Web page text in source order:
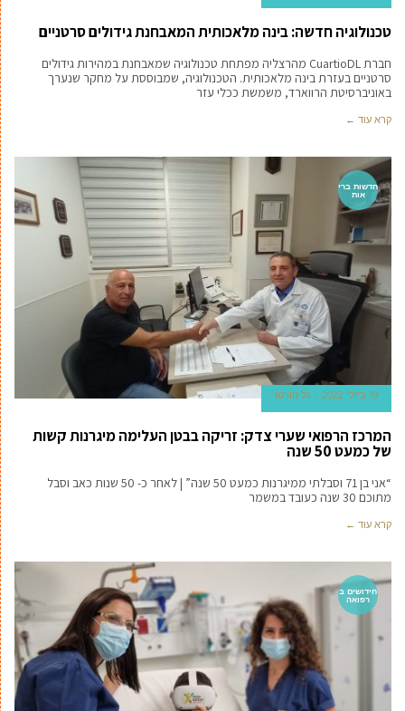
טכנולוגיה חדשה: בינה מלאכותית המאבחנת גידולים סרטניים
חברת CuartioDL מהרצליה מפתחת טכנולוגיה שמאבחנת במהירות גידולים
סרטניים בעזרת בינה מלאכותית. הטכנולוגיה, שמבוססת על מחקר שנערך
באוניברסיטת הרווארד, משמשת ככלי עזר
קרא עוד ←
חדשות ברי
אות
19 ביולי 2022 גל טוויטו
המרכז הרפואי שערי צדק: זריקה בבטן העלימה מיגרנות קשות
של כמעט 50 שנה
“אני בן 71 וסבלתי ממיגרנות כמעט 50 שנה” | לאחר כ- 50 שנות כאב וסבל
מתוכם 30 שנה כעובד במשמר
קרא עוד ←
חידושים ב
רפואה